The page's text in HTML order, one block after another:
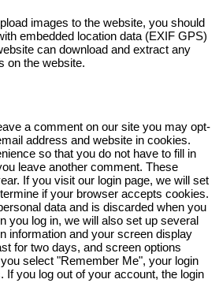
images to the website, you should
embedded location data (EXIF GPS)
can download and extract any
on the website.
a comment on our site you may opt-
address and website in cookies.
so that you do not have to fill in
leave another comment. These
If you visit our login page, we will set
if your browser accepts cookies.
data and is discarded when you
you log in, we will also set up several
information and your screen display
for two days, and screen options
select "Remember Me", your login
If you log out of your account, the login